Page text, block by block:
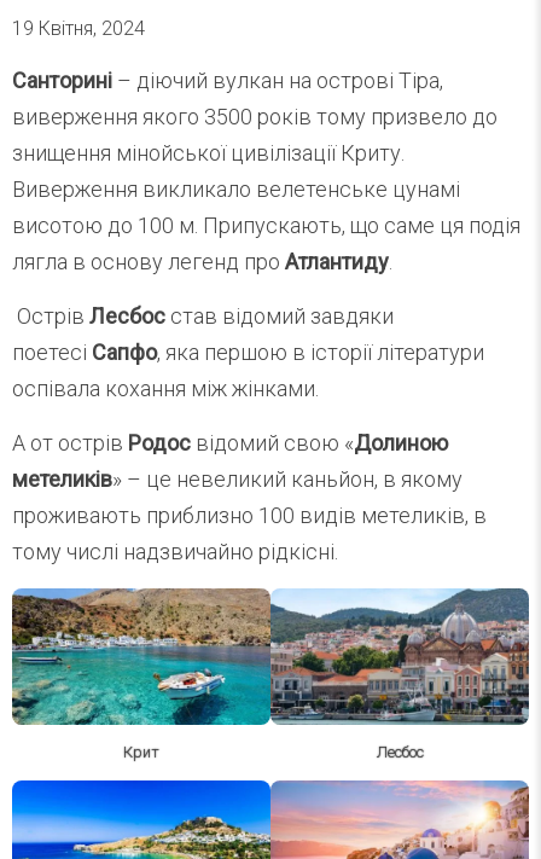
19 Квітня, 2024
Санторині – діючий вулкан на острові Тіра,
виверження якого 3500 років тому призвело до
знищення мінойської цивілізації Криту.
Виверження викликало велетенське цунамі
висотою до 100 м. Припускають, що саме ця подія
лягла в основу легенд про Атлантиду
Острів Лесбос став відомий завдяки
поетесі Сапфо, яка першою в історії літератури
оспівала кохання між жінками.
А от острів Родос відомий свою «Долиною
метеликів» – це невеликий каньйон, в якому
проживають приблизно 100 видів метеликів, в
тому числі надзвичайно рідкісні.
Крит Лесбос